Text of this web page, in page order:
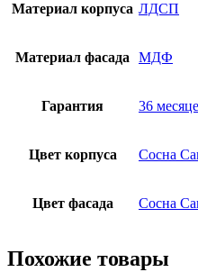
Материал корпуса ЛДСП
Материал фасада МДФ
Гарантия 36
Цвет корпуса Сосна
Цвет фасада Сосна
Похожие товары